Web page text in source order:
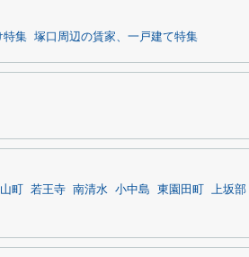
特集 塚口周辺の賃家、一戸建て特集
町 若王寺 南清水 小中島 東園田町 上坂部